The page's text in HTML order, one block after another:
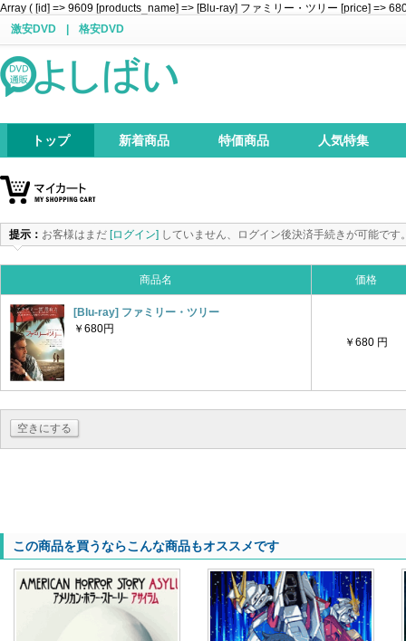
Array ( [id] => 9609 [products_name] => [Blu-ray] ファミリー・ツリー [price] =>
激安DVD
格安DVD
トップ 新着商品 特価商品 人気特集
提示： お客様はまだ [ログイン] していません、ログイン後決済手続きが可能です
商品名 価格
[Blu-ray] ファミリー・ツリー
￥680円
￥680 円
空きにする
この商品を買うならこんな商品もオススメです